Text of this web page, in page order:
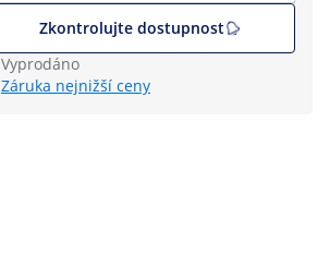
Zkontrolujte dostupnost
Vyprodáno
Záruka nejnižší ceny